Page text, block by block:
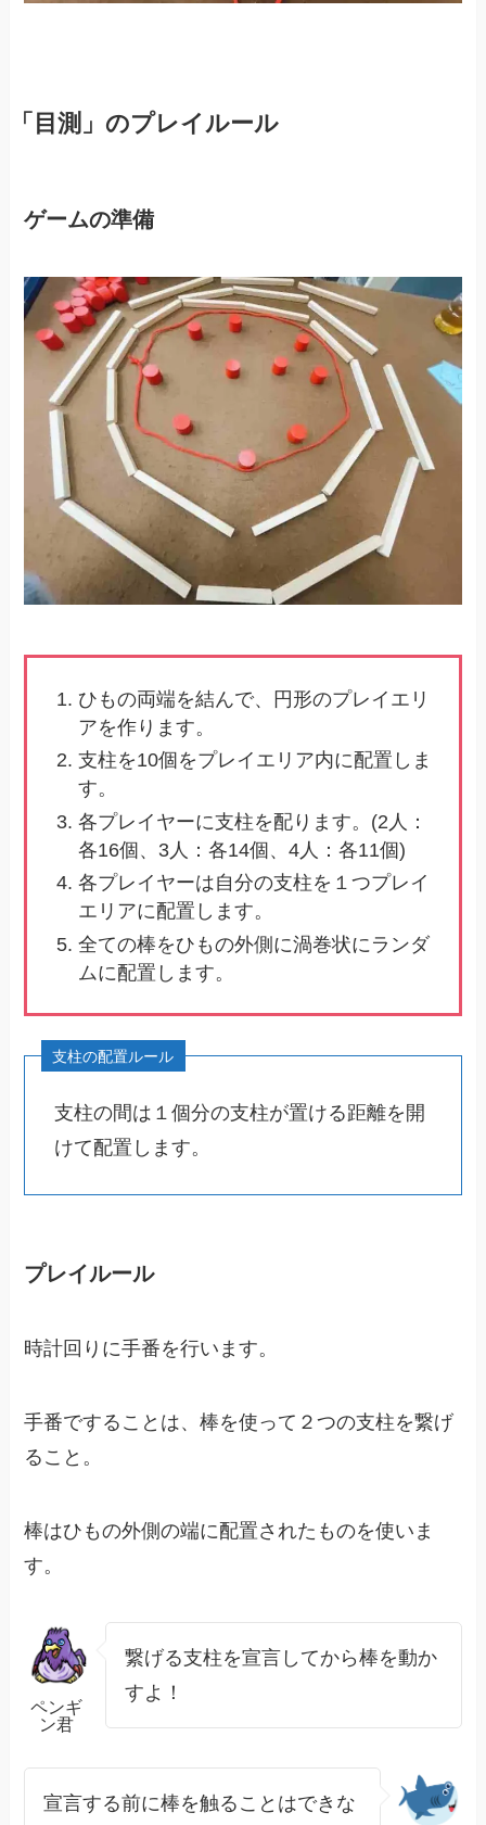
「目測」のプレイルール
ゲームの準備
ひもの両端を結んで、円形のプレイエリ
アを作ります。
支柱を10個をプレイエリア内に配置しま
す。
各プレイヤーに支柱を配ります。(2人：
各16個、3人：各14個、4人：各11個)
各プレイヤーは自分の支柱を１つプレイ
エリアに配置します。
全ての棒をひもの外側に渦巻状にランダ
ムに配置します。
支柱の間は１個分の支柱が置ける距離を開
けて配置します。
プレイルール
時計回りに手番を行います。
手番ですることは、棒を使って２つの支柱を繋げ
ること。
棒はひもの外側の端に配置されたものを使いま
す。
ペンギ
ン君
繋げる支柱を宣言してから棒を動か
すよ！
宣言する前に棒を触ることはできな